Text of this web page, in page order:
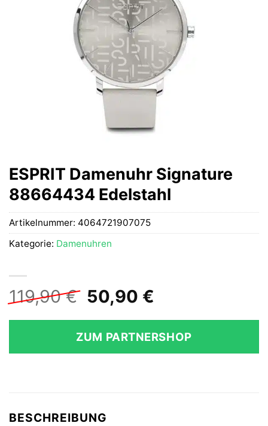
ESPRIT Damenuhr Signature
88664434 Edelstahl
119,90€ Ursprünglicher
Preis
war:
119,90 €
50,90 €
ist:
50,90 €.
ZUM PARTNERSHOP
Artikelnummer: 4064721907075
Kategorie: Damenuhren
BESCHREIBUNG